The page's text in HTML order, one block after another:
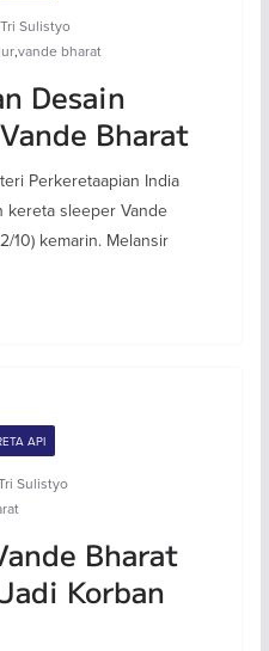
Sulistyo
,vande bharat
Desain
Bharat
Perkeretaapian India
kereta sleeper Vande
10) kemarin. Melansir
API
Sulistyo
Bharat
Korban